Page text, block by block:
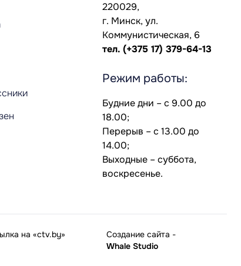
220029,
г. Минск, ул.
Коммунистическая, 6
тел. (+375 17) 379-64-13
Режим работы:
Будние дни – с 9.00 до
18.00;
Перерыв – с 13.00 до
14.00;
Выходные – суббота,
воскресенье.
на «ctv.by»
Создание сайта -
Whale Studio